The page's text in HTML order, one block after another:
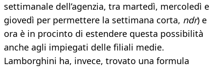
settimanale dell’agenzia, tra martedì, mercoledì e
giovedì per permettere la settimana corta, ndr) e
ora è in procinto di estendere questa possibilità
anche agli impiegati delle filiali medie.
Lamborghini ha, invece, trovato una formula